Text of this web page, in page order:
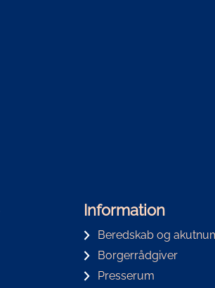
Information
Beredskab og
Borgerrådgiver
Presserum